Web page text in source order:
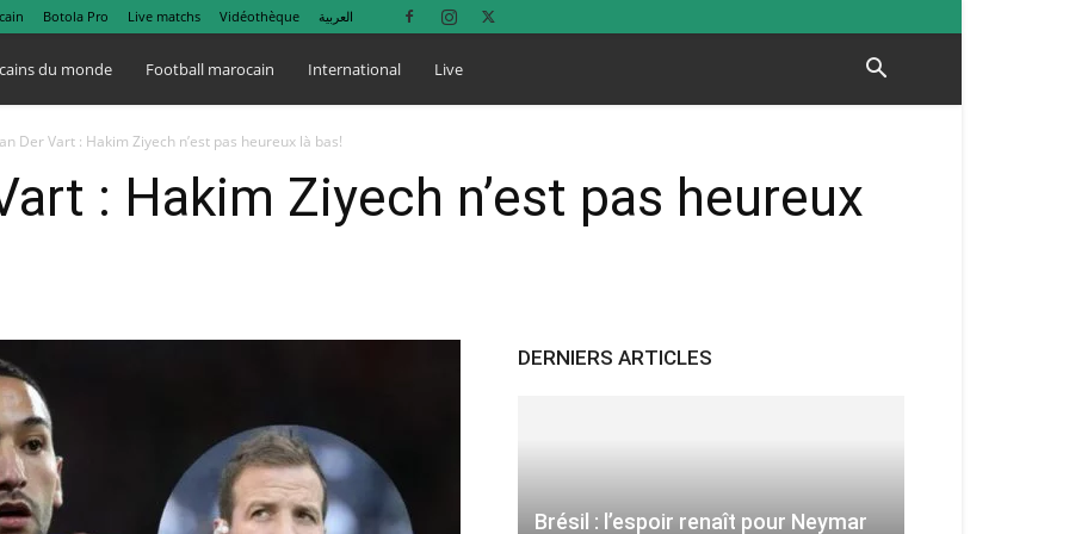
Botola Pro Live matchs Vidéothèque العربية
du monde Football marocain International Live
Der Vart : Hakim Ziyech n’est pas heureux là bas!
: Hakim Ziyech n’est pas heureux
DERNIERS ARTICLES
Brésil : l’espoir renaît pour Neymar